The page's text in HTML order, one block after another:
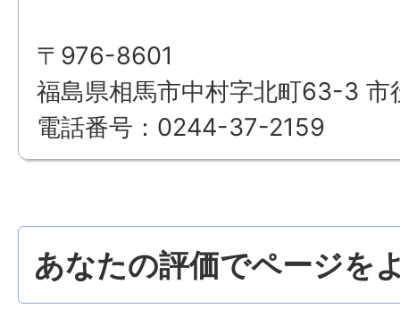
〒976-8601
福島県相馬市中村字北町63-3 市
電話番号：0244-37-2159
あなたの評価でページを